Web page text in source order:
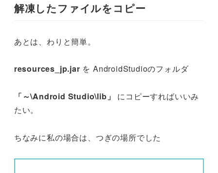
解凍したファイルをコピー
あとは、わりと簡単。
resources_jp.jar を AndroidStudioのフォルダ
「～\Android Studio\lib」
にコピーすればいいみ
たい。
ちなみに私の場合は、つぎの場所でした